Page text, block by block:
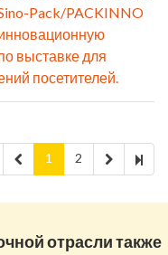
Pack/PACKINNO
выставке для
посетителей.
1 2
отрасли также